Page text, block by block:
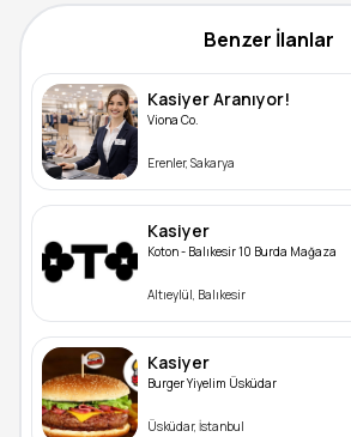
Benzer İlanlar
Kasiyer Aranıyor!
Viona Co.
Erenler, Sakarya
Kasiyer
Koton - Balıkesir 10 Burda Mağaza
Altıeylül, Balıkesir
Kasiyer
Burger Yiyelim Üsküdar
Üsküdar, İstanbul